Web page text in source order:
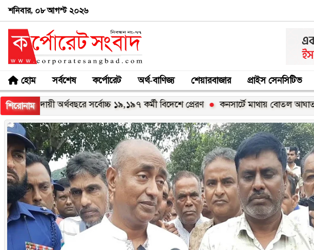
শনিবার, ০৮ আগস্ট ২০২৬
হোম সর্বশেষ কর্পোরেট অর্থ-বাণিজ্য শেয়ারবাজার প্রাইস সেনসিটিভ
শিরোনাম
সর্বোচ্চ ১৯,১৯৭ কর্মী বিদেশে প্রেরণ কনসার্টে মাথায় বোতল আঘাত: যা বললেন